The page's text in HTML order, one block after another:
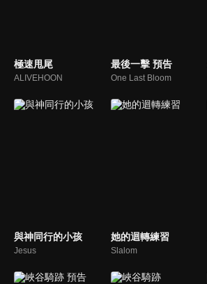
極速甩尾
ALIVEHOON
最後一擊 預告
One Last Bloom
與神同行的小孩
Jesus
她的迴轉練習
Slalom